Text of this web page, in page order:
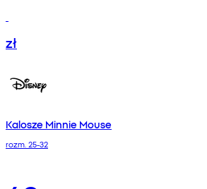
zł
Kalosze Minnie Mouse
rozm. 25-32